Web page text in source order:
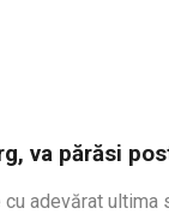
va părăsi
adevărat